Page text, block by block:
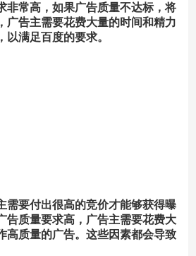
非常高，如果广告质量不达标，将
广告主需要花费大量的时间和精力
满足百度的要求。
需要付出很高的竞价才能够获得曝
告质量要求高，广告主需要花费大
高质量的广告。这些因素都会导致